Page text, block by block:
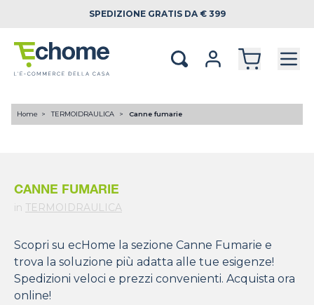
SPEDIZIONE GRATIS DA € 399
Home TERMOIDRAULICA Canne fumarie
CANNE FUMARIE
in TERMOIDRAULICA
Scopri su ecHome la sezione Canne Fumarie e
trova la soluzione più adatta alle tue esigenze!
Spedizioni veloci e prezzi convenienti. Acquista ora
online!